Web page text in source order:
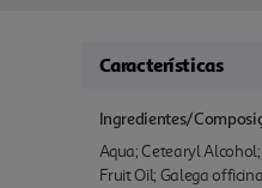
Características
Ingredientes/
Aqua; Cetearyl
Fruit Oil; Galega